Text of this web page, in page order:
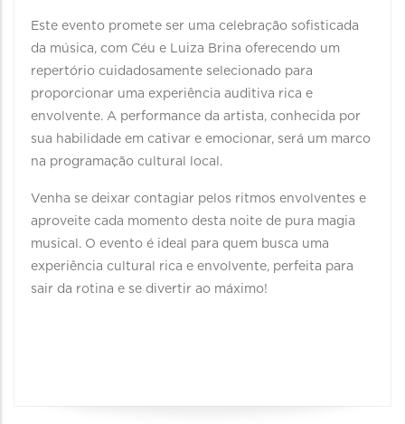
Este evento promete ser uma celebração sofisticada
da música, com Céu e Luiza Brina oferecendo um
repertório cuidadosamente selecionado para
proporcionar uma experiência auditiva rica e
envolvente. A performance da artista, conhecida por
sua habilidade em cativar e emocionar, será um marco
na programação cultural local.
Venha se deixar contagiar pelos ritmos envolventes e
aproveite cada momento desta noite de pura magia
musical. O evento é ideal para quem busca uma
experiência cultural rica e envolvente, perfeita para
sair da rotina e se divertir ao máximo!